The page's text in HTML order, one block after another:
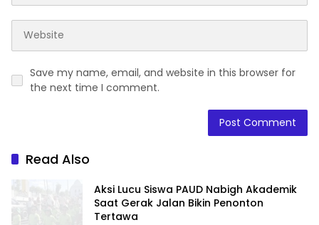
Save my name, email, and website in this browser for
the next time I comment.
Read Also
Aksi Lucu Siswa PAUD Nabigh Akademik
Saat Gerak Jalan Bikin Penonton
Tertawa